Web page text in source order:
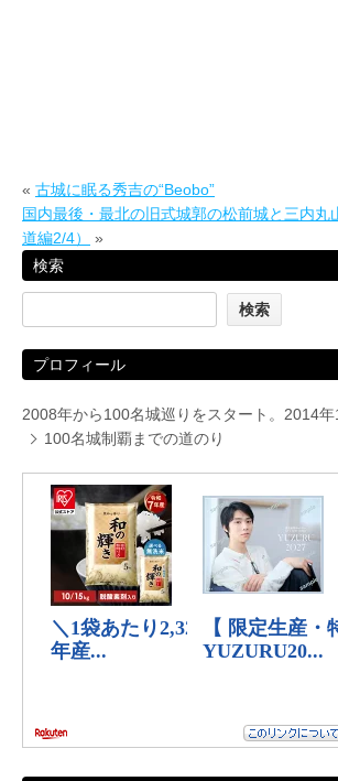
« 古城に眠る秀吉の“Beobo”
国内最後・最北の旧式城郭の松前城と三内丸
道編2/4）
»
検索
プロフィール
2008年から100名城巡りをスタート。2014年
100名城制覇までの道のり